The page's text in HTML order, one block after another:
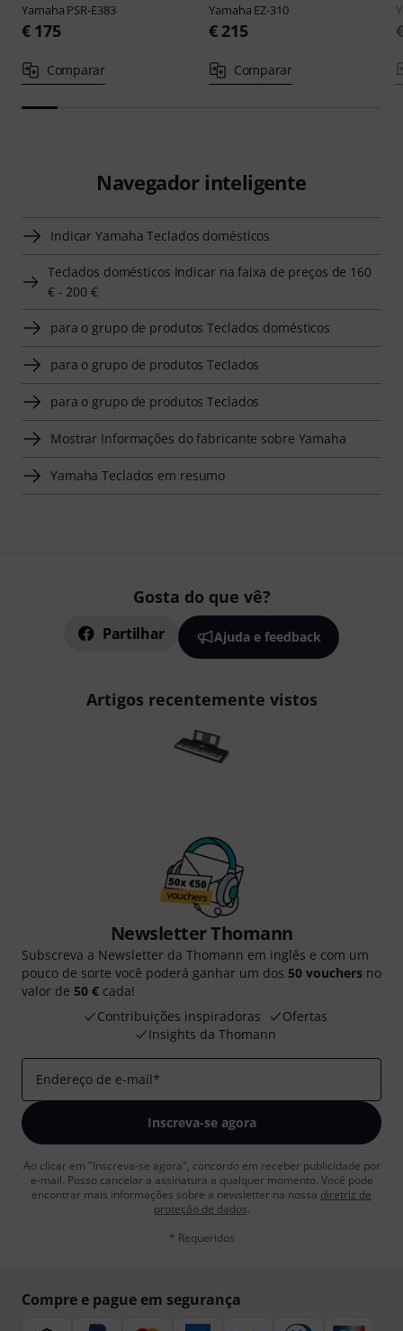
Yamaha PSR-E383
€ 175
Comparar
Yamaha EZ-310
€ 215
Comparar
Navegador inteligente
Indicar Yamaha Teclados domésticos
Teclados domésticos Indicar na faixa de preços de 160
€ - 200 €
para o grupo de produtos Teclados domésticos
para o grupo de produtos Teclados
para o grupo de produtos Teclados
Mostrar Informações do fabricante sobre Yamaha
Yamaha Teclados em resumo
Gosta do que vê?
Partilhar Ajuda e feedback
Artigos recentemente vistos
Newsletter Thomann
Subscreva a Newsletter da Thomann em inglês e com um
pouco de sorte você poderá ganhar um dos 50 vouchers no
valor de 50 € cada!
Contribuições inspiradoras
Ofertas
Insights da Thomann
Endereço de e-mail*
Inscreva-se agora
Ao clicar em "Inscreva-se agora", concordo em receber publicidade por
e-mail. Posso cancelar a assinatura a qualquer momento. Você pode
encontrar mais informações sobre a newsletter na nossa diretriz de
proteção de dados.
* Requeridos
Compre e pague em segurança